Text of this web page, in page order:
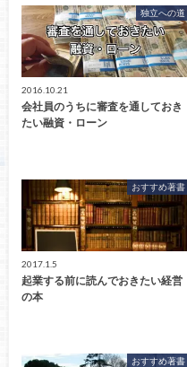
独立への道
2016.10.21
会社員のうちに審査を通しておき
たい融資・ローン
おすすめ著書
2017.1.5
起業する前に読んでおきたい経営
の本
おすすめ著書